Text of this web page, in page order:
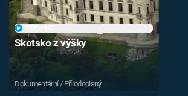
Skotsko z výšky
Dokumentární / Přírodopisný